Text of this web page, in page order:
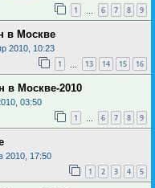
1 6 7 8 9
в Москве
2010, 10:23
1 13 14 15 16
в Москве-2010
03:50
1 6 7 8 9
2010, 17:50
1 2 3 4 5